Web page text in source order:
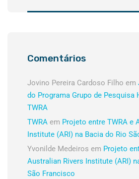
Comentários
Jovino Pereira Cardoso Filho em
do Programa Grupo de Pesquisa
TWRA
TWRA em Projeto entre TWRA e
Institute (ARI) na Bacia do Rio
Yvonilde Medeiros em Projeto
Australian Rivers Institute (ARI)
São Francisco